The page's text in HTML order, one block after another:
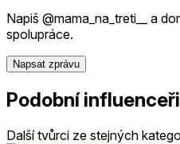
Napiš @mama_na_treti__ a
spolupráce.
Napsat zprávu
Podobní influenceři
Další tvůrci ze stejných